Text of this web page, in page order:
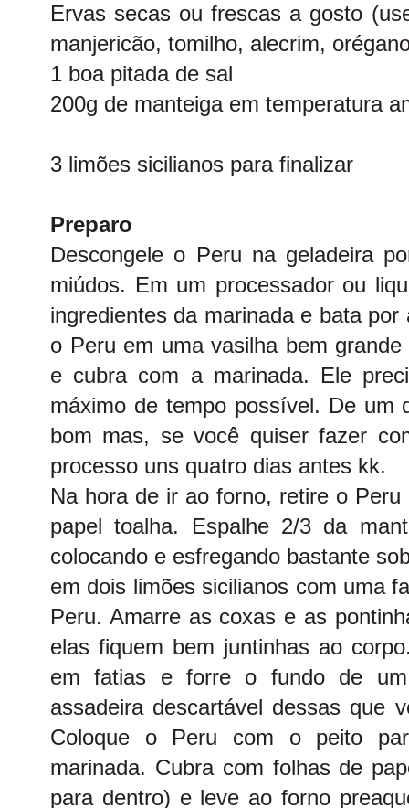
Ervas secas ou frescas a gosto
manjericão, tomilho, alecrim,
1 boa pitada de sal
200g de manteiga em temperatura
3 limões sicilianos para finalizar
Preparo
Descongele o Peru na geladeira
miúdos. Em um processador ou
ingredientes da marinada e bata
o Peru em uma vasilha bem
e cubra com a marinada. Ele
máximo de tempo possível. De um
bom mas, se você quiser fazer
processo uns quatro dias antes kk.
Na hora de ir ao forno, retire o
papel toalha. Espalhe 2/3 da
colocando e esfregando bastante
em dois limões sicilianos com uma
Peru. Amarre as coxas e as
elas fiquem bem juntinhas ao
em fatias e forre o fundo de
assadeira descartável dessas que
Coloque o Peru com o peito
marinada. Cubra com folhas de
para dentro) e leve ao forno